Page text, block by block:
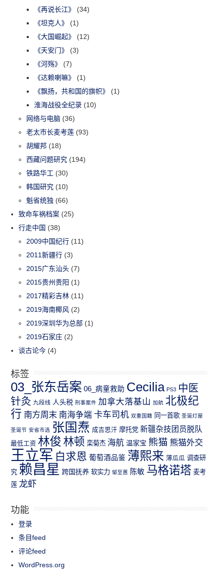
《再说长江》
(34)
《坦克人》
(1)
《大国崛起》
(12)
《天安门》
(3)
《河殇》
(7)
《达赖喇嘛》
(1)
《飘扬，共和国的旗帜》
(1)
淮海战役全纪录 (10)
网络与电脑 (36)
老太市长麦考莲 (93)
胡耀邦 (18)
西藏问题研究 (194)
铁路华工 (30)
韩国研究 (10)
魁省统独 (66)
致命车祸档案 (25)
行走中国 (38)
2009中国纪行 (11)
2011新疆行 (3)
2015广东汕头 (7)
2015贵州贵阳 (1)
2017精彩吉林 (11)
2019海南椰风 (2)
2019深圳华为总部 (1)
2019石家庄 (2)
谈古论今 (4)
标签
03_张东岳案 06_病童救助 Cecilia PS3 中医
针灸 九段线 人头税 刑事案件 加拿大落基山 加航 北极纪
行 南方周末 南海争端 卡车司机 双重国籍 同一首歌 圣诞灯屋
圣诞节 安省市选 张国焘 成吉思汗 摩托党 新疆杂技团员脱队
最低工资 林俊 林顿 栾菊杰 海航 温家宝 熊猫 熊猫外交
王立军 白求恩 葡萄酒品鉴 薄熙来 薄瓜瓜 调查研
究 赖昌星 跨国抚养 软实力 邹至蕙 陈敏 马格诺塔 麦考
莲 龙虾
功能
登录
条目feed
评论feed
WordPress.org